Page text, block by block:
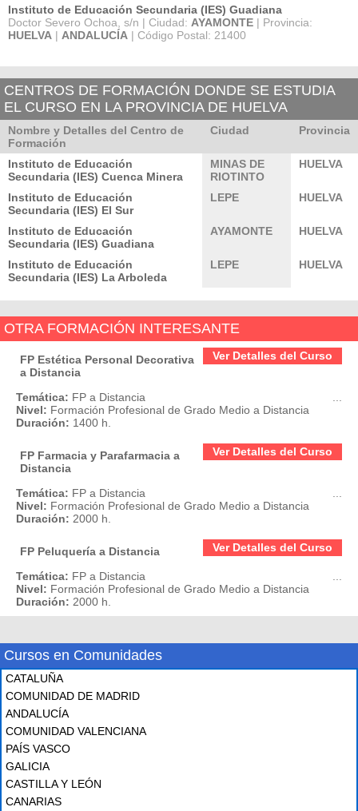
Instituto de Educación Secundaria (IES) Guadiana
Doctor Severo Ochoa, s/n | Ciudad: AYAMONTE | Provincia:
HUELVA | ANDALUCÍA | Código Postal: 21400
CENTROS DE FORMACIÓN DONDE SE ESTUDIA
EL CURSO EN LA PROVINCIA DE HUELVA
Nombre y Detalles del Centro de
Formación
Ciudad Provincia
Instituto de Educación
Secundaria (IES) Cuenca Minera
MINAS DE
RIOTINTO
HUELVA
Instituto de Educación
Secundaria (IES) El Sur
LEPE HUELVA
Instituto de Educación
Secundaria (IES) Guadiana
AYAMONTE HUELVA
Instituto de Educación
Secundaria (IES) La Arboleda
LEPE HUELVA
OTRA FORMACIÓN INTERESANTE
Ver Detalles del Curso
FP Estética Personal Decorativa
a Distancia
Temática: FP a Distancia
Nivel: Formación Profesional de Grado Medio a Distancia
Duración: 1400 h.
Ver Detalles del Curso
FP Farmacia y Parafarmacia a
Distancia
Temática: FP a Distancia
Nivel: Formación Profesional de Grado Medio a Distancia
Duración: 2000 h.
Ver Detalles del Curso
FP Peluquería a Distancia
Temática: FP a Distancia
Nivel: Formación Profesional de Grado Medio a Distancia
Duración: 2000 h.
Cursos en Comunidades
CATALUÑA
COMUNIDAD DE MADRID
ANDALUCÍA
COMUNIDAD VALENCIANA
PAÍS VASCO
GALICIA
CASTILLA Y LEÓN
CANARIAS